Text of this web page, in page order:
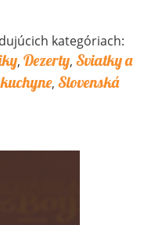
kategóriach:
, Dezerty, Sviatky a
, Slovenská